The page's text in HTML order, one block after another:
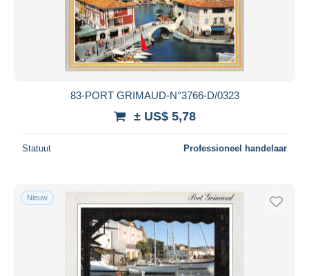
Toepassen
83-PORT GRIMAUD-N°3766-D/0323
± US$ 5,78
Statuut Professioneel handelaar
Nieuw